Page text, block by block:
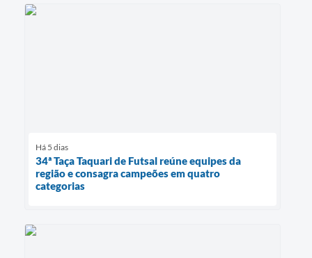
Há 5 dias
34ª Taça Taquari de Futsal reúne equipes da
região e consagra campeões em quatro
categorias